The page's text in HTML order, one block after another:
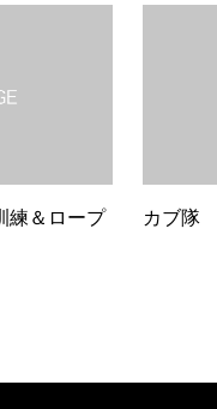
＆ロープ
カブ隊